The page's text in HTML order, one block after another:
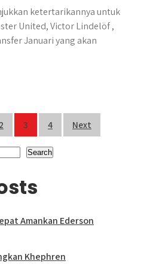
ketertarikannya untuk
United, Victor Lindelöf ,
Januari yang akan
2 3 4 Next
Search
Amankan Ederson
Khephren